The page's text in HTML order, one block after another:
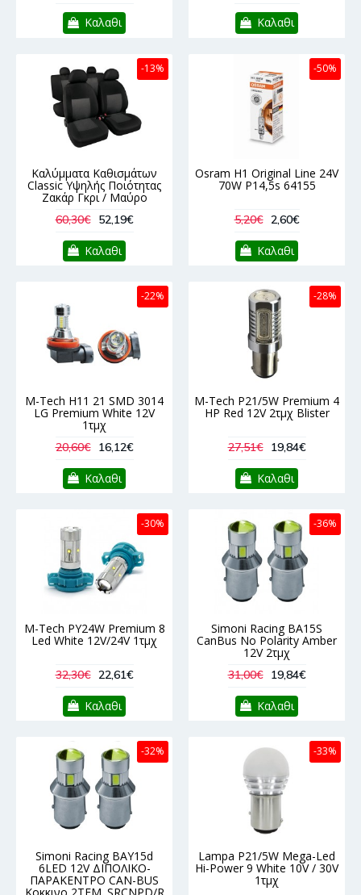
Καλαθι Καλαθι
-13%
Καλύμματα Καθισμάτων
Classic Υψηλής Ποιότητας
Ζακάρ Γκρι / Μαύρο
60,30€ 52,19€
Καλαθι
-50%
Osram H1 Original Line 24V
70W P14,5s 64155
5,20€ 2,60€
Καλαθι
-22%
M-Tech H11 21 SMD 3014
LG Premium White 12V
1τμχ
20,60€ 16,12€
Καλαθι
-28%
M-Tech P21/5W Premium 4
HP Red 12V 2τμχ Blister
27,51€ 19,84€
Καλαθι
-30%
M-Tech PY24W Premium 8
Led White 12V/24V 1τμχ
32,30€ 22,61€
Καλαθι
-36%
Simoni Racing BA15S
CanBus No Polarity Amber
12V 2τμχ
31,00€ 19,84€
Καλαθι
-32%
Simoni Racing BAY15d
6LED 12V ΔΙΠΟΛΙΚΟ-
ΠΑΡΑΚΕΝΤΡΟ CAN-BUS
-33%
Lampa P21/5W Mega-Led
Hi-Power 9 White 10V / 30V
1τμχ